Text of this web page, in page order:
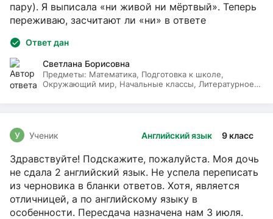
пару). Я выписала «ни живой ни мёртвый». Теперь
переживаю, засчитают ли «ни» в ответе
Ответ дан
Светлана Борисовна
Предметы: Математика, Подготовка к школе,
Окружающий мир, Начальные классы, Литературное
Английский язык 9 класс
У Ученик
Здравствуйте! Подскажите, пожалуйста. Моя дочь
не сдала 2 английский язык. Не успела переписать
из черновика в бланки ответов. Хотя, является
отличницей, а по английскому языку в
особенности. Пересдача назначена нам 3 июля.